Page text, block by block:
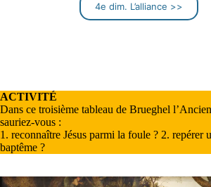
4e dim. L’alliance >>
ACTIVITÉ
Dans ce troisième tableau de Brueghel
sauriez-vous :
1. reconnaître Jésus parmi la foule ? 2. repérer
baptême ?